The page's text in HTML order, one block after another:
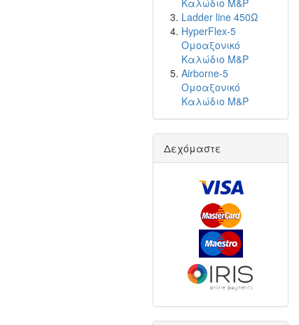
Καλώδιο M&P
Ladder line 450Ω
HyperFlex-5
Ομοαξονικό
Καλώδιο M&P
Airborne-5
Ομοαξονικό
Καλώδιο M&P
Δεχόμαστε